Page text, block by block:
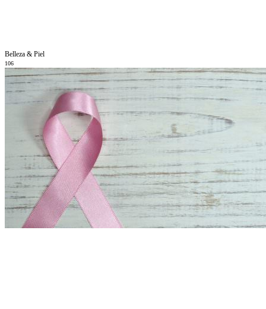
Belleza & Piel
106